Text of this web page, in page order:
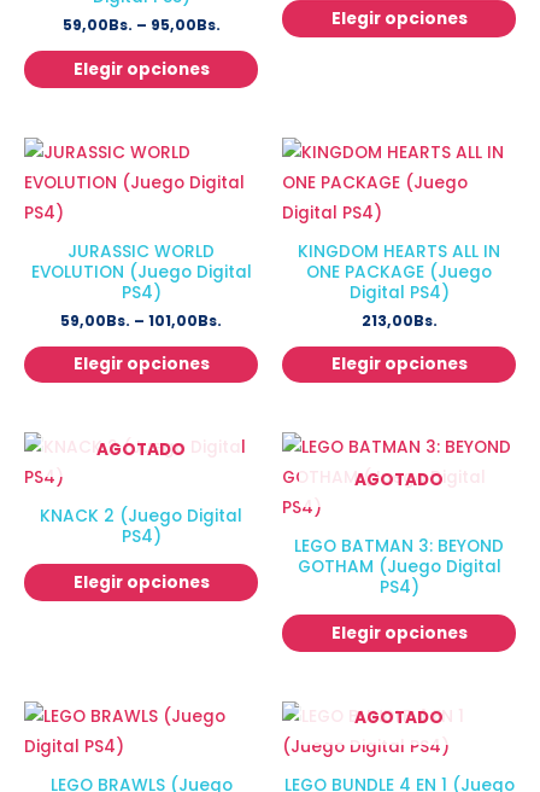
59,00Bs. – 95,00Bs.
Elegir opciones
Elegir opciones
JURASSIC WORLD
EVOLUTION (Juego Digital
PS4)
59,00Bs. – 101,00Bs.
Elegir opciones
KINGDOM HEARTS ALL IN
ONE PACKAGE (Juego
Digital PS4)
213,00Bs.
Elegir opciones
AGOTADO
KNACK 2 (Juego Digital
PS4)
Elegir opciones
AGOTADO
LEGO BATMAN 3: BEYOND
GOTHAM (Juego Digital
PS4)
Elegir opciones
LEGO BRAWLS (Juego
AGOTADO
LEGO BUNDLE 4 EN 1 (Juego